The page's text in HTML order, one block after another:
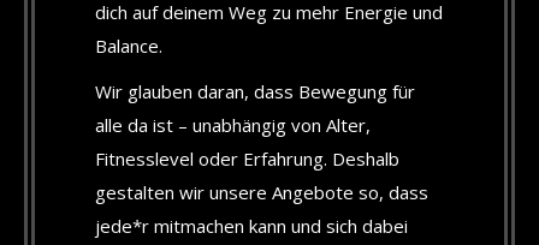
dich auf deinem Weg zu mehr Energie und
Balance.
Wir glauben daran, dass Bewegung für
alle da ist – unabhängig von Alter,
Fitnesslevel oder Erfahrung. Deshalb
gestalten wir unsere Angebote so, dass
jede*r mitmachen kann und sich dabei